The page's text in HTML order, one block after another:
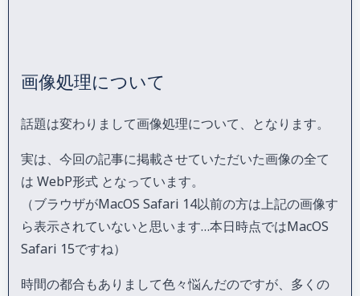
画像処理について
話題は変わりまして画像処理について、となります。
実は、今回の記事に掲載させていただいた画像の全て
は WebP形式 となっています。
（ブラウザがMacOS Safari 14以前の方は上記の画像す
ら表示されていないと思います…本日時点ではMacOS
Safari 15ですね）
時間の都合もありまして色々悩んだのですが、多くの